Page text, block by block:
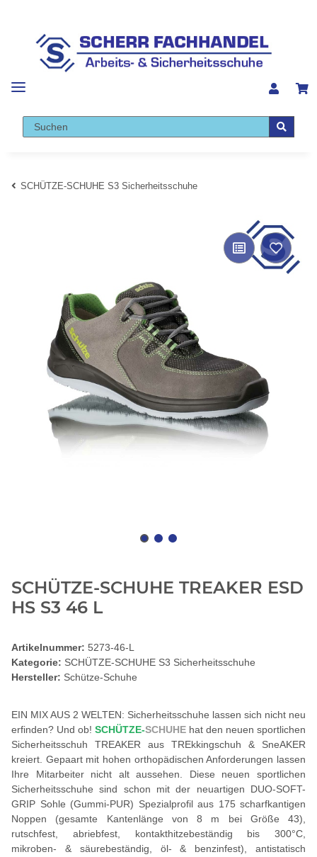
SCHÜTZE-SCHUHE S3 Sicherheitsschuhe
SCHÜTZE-SCHUHE TREAKER ESD
HS S3 46 L
Artikelnummer: 5273-46-L
Kategorie: SCHÜTZE-SCHUHE S3 Sicherheitsschuhe
Hersteller: Schütze-Schuhe
EIN MIX AUS 2 WELTEN: Sicherheitsschuhe lassen sich nicht neu
erfinden? Und ob! SCHÜTZE-SCHUHE hat den neuen sportlichen
Sicherheitsschuh TREAKER aus TREkkingschuh & SneAKER
kreiert. Gepaart mit hohen orthopädischen Anforderungen lassen
Ihre Mitarbeiter nicht alt aussehen. Diese neuen sportlichen
Sicherheitsschuhe sind schon mit der neuartigen DUO-SOFT-
GRIP Sohle (Gummi-PUR) Spezialprofil aus 175 scharfkantigen
Noppen (gesamte Kantenlänge von 8 m bei Größe 43),
rutschfest, abriebfest, kontakthitzebeständig bis 300°C,
mikroben- & säurebeständig, öl- & benzinfest), antistatisch